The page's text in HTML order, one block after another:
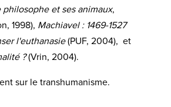
philosophe et ses animaux,
1998), Machiavel : 1469-1527
l'euthanasie(PUF, 2004), et
?(Vrin, 2004).
sur le transhumanisme.